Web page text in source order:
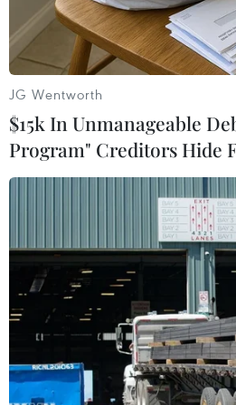
Trong công văn số 2954/
của Bộ Y tế gửi Ủy ban
Nội, nhằm phúc đáp Công
KGVX của Ủy ban Nhân
về việc khuyến cáo tác hại
cường quản lý sản xuất
JG Wentworth
$15k In Unmanageable
Program" Creditors Hide